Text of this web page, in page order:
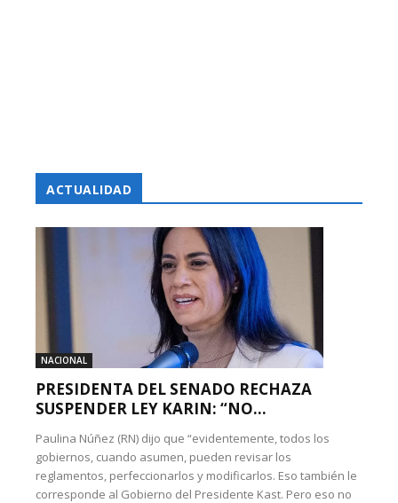
ACTUALIDAD
NACIONAL
PRESIDENTA DEL SENADO RECHAZA
SUSPENDER LEY KARIN: “NO...
Paulina Núñez (RN) dijo que “evidentemente, todos los
gobiernos, cuando asumen, pueden revisar los
reglamentos, perfeccionarlos y modificarlos. Eso también le
corresponde al Gobierno del Presidente Kast. Pero eso no